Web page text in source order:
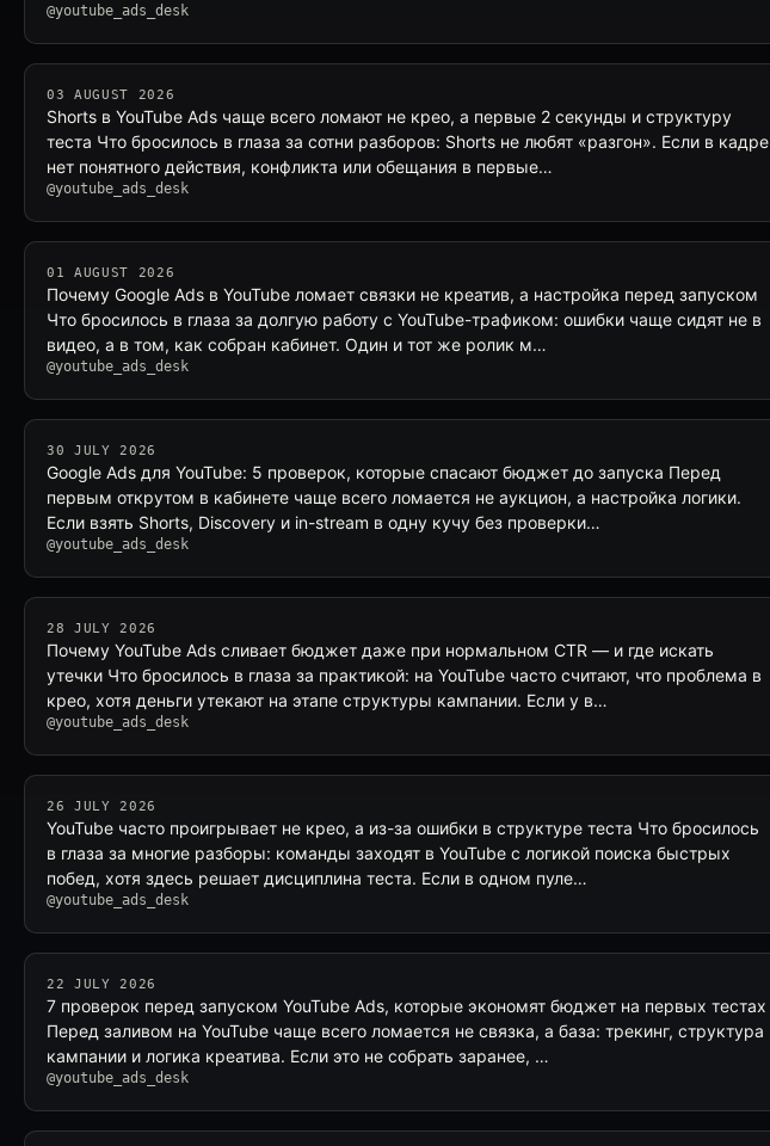
@youtube_ads_desk
03 AUGUST 2026
Shorts в YouTube Ads чаще всего ломают не крео, а первые 2 секунды и структуру
теста Что бросилось в глаза за сотни разборов: Shorts не любят «разгон». Если в кадре
нет понятного действия, конфликта или обещания в первые…
@youtube_ads_desk
01 AUGUST 2026
Почему Google Ads в YouTube ломает связки не креатив, а настройка перед запуском
Что бросилось в глаза за долгую работу с YouTube-трафиком: ошибки чаще сидят не в
видео, а в том, как собран кабинет. Один и тот же ролик м…
@youtube_ads_desk
30 JULY 2026
Google Ads для YouTube: 5 проверок, которые спасают бюджет до запуска Перед
первым открутом в кабинете чаще всего ломается не аукцион, а настройка логики.
Если взять Shorts, Discovery и in-stream в одну кучу без проверки…
@youtube_ads_desk
28 JULY 2026
Почему YouTube Ads сливает бюджет даже при нормальном CTR — и где искать
утечки Что бросилось в глаза за практикой: на YouTube часто считают, что проблема в
крео, хотя деньги утекают на этапе структуры кампании. Если у в…
@youtube_ads_desk
26 JULY 2026
YouTube часто проигрывает не крео, а из-за ошибки в структуре теста Что бросилось
в глаза за многие разборы: команды заходят в YouTube с логикой поиска быстрых
побед, хотя здесь решает дисциплина теста. Если в одном пуле…
@youtube_ads_desk
22 JULY 2026
7 проверок перед запуском YouTube Ads, которые экономят бюджет на первых тестах
Перед заливом на YouTube чаще всего ломается не связка, а база: трекинг, структура
кампании и логика креатива. Если это не собрать заранее, …
@youtube_ads_desk